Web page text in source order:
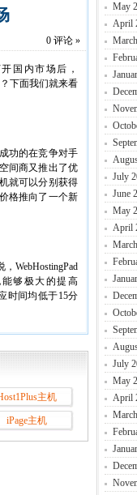
0 评论 »
国内市场后，
下面我们就来看
功的在竞争对手
间商又推出了优
就可以分别获得
格推向了一个新
WebHostingPad
够极大的提高
时间均低于15分
主机
iPage主机
May
April
July
June
May
April
July
May
April